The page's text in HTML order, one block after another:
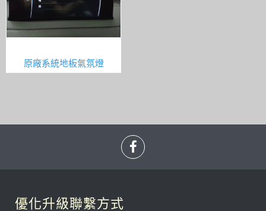
原廠系統地板氣氛燈
優化升級聯繫方式